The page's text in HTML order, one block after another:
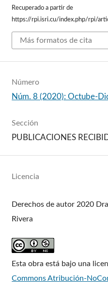
Recuperado a partir de
https://rpi.isri.cu/index.php/rpi/
Más formatos de cita
Número
Núm. 8 (2020): Octube-
Sección
PUBLICACIONES
Licencia
Derechos de autor 2020
Rivera
Esta obra está bajo una
Commons Atribución-